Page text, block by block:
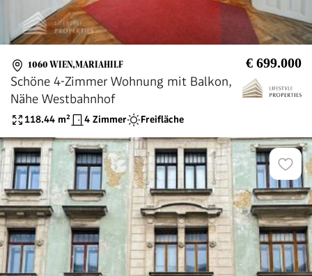
1060 WIEN,MARIAHILF € 699.000
Schöne 4-Zimmer Wohnung mit Balkon,
Nähe Westbahnhof
118.44 m² 4 Zimmer Freifläche